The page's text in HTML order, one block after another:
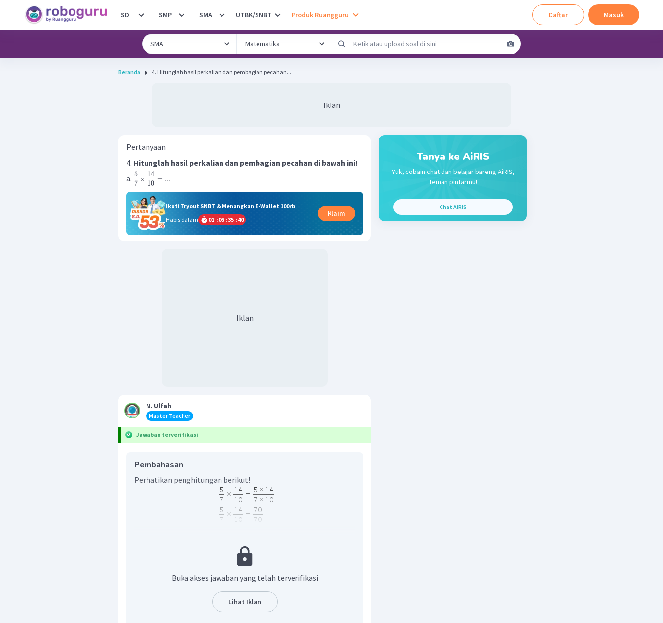
SD SMP SMA UTBK/SNBT Produk Ruangguru Daftar Masuk
Beranda 4. Hitunglah hasil perkalian dan pembagian pecahan...
Iklan
Pertanyaan
4. Hitunglah hasil perkalian dan pembagian pecahan di bawah ini!
a.
7
5
×
10
14
= ...
Ikuti Tryout SNBT & Menangkan E-Wallet 100rb
Habis dalam
01 :06 :35 :39
Klaim
Iklan
N. Ulfah
Master Teacher
Jawaban terverifikasi
Pembahasan
Perhatikan penghitungan berikut!
Dengan demikian, hasilnya adalah 1.
Buka akses jawaban yang telah terverifikasi
Lihat Iklan
Tanya ke AiRIS
Yuk, cobain chat dan belajar bareng AiRIS,
teman pintarmu!
Chat AiRIS